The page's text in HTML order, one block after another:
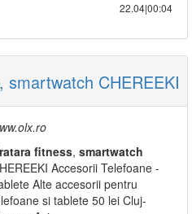
22.04|00:04
smartwatch CHEREEKI
fitness, smartwatch
Accesorii Telefoane -
Alte accesorii pentru
si tablete 50 lei Cluj-